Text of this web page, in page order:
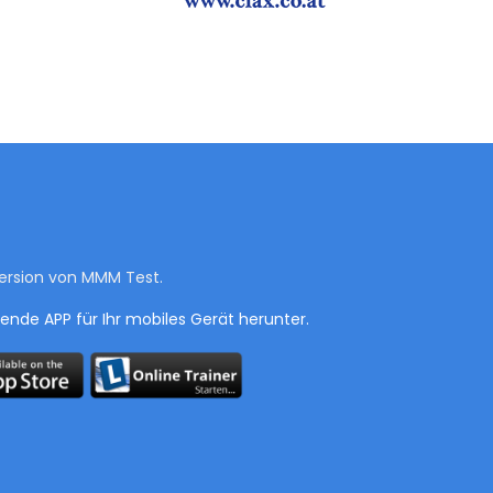
von MMM Test.
APP für Ihr mobiles Gerät herunter.